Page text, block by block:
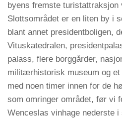
byens fremste turistattraksjon
Slottsområdet er en liten by i
blant annet presidentboligen,
Vituskatedralen,
palass, flere borggårder,
militærhistorisk museum og
med noen timer innen for de
som omringer området, før vi
Wenceslas vinhage nederste